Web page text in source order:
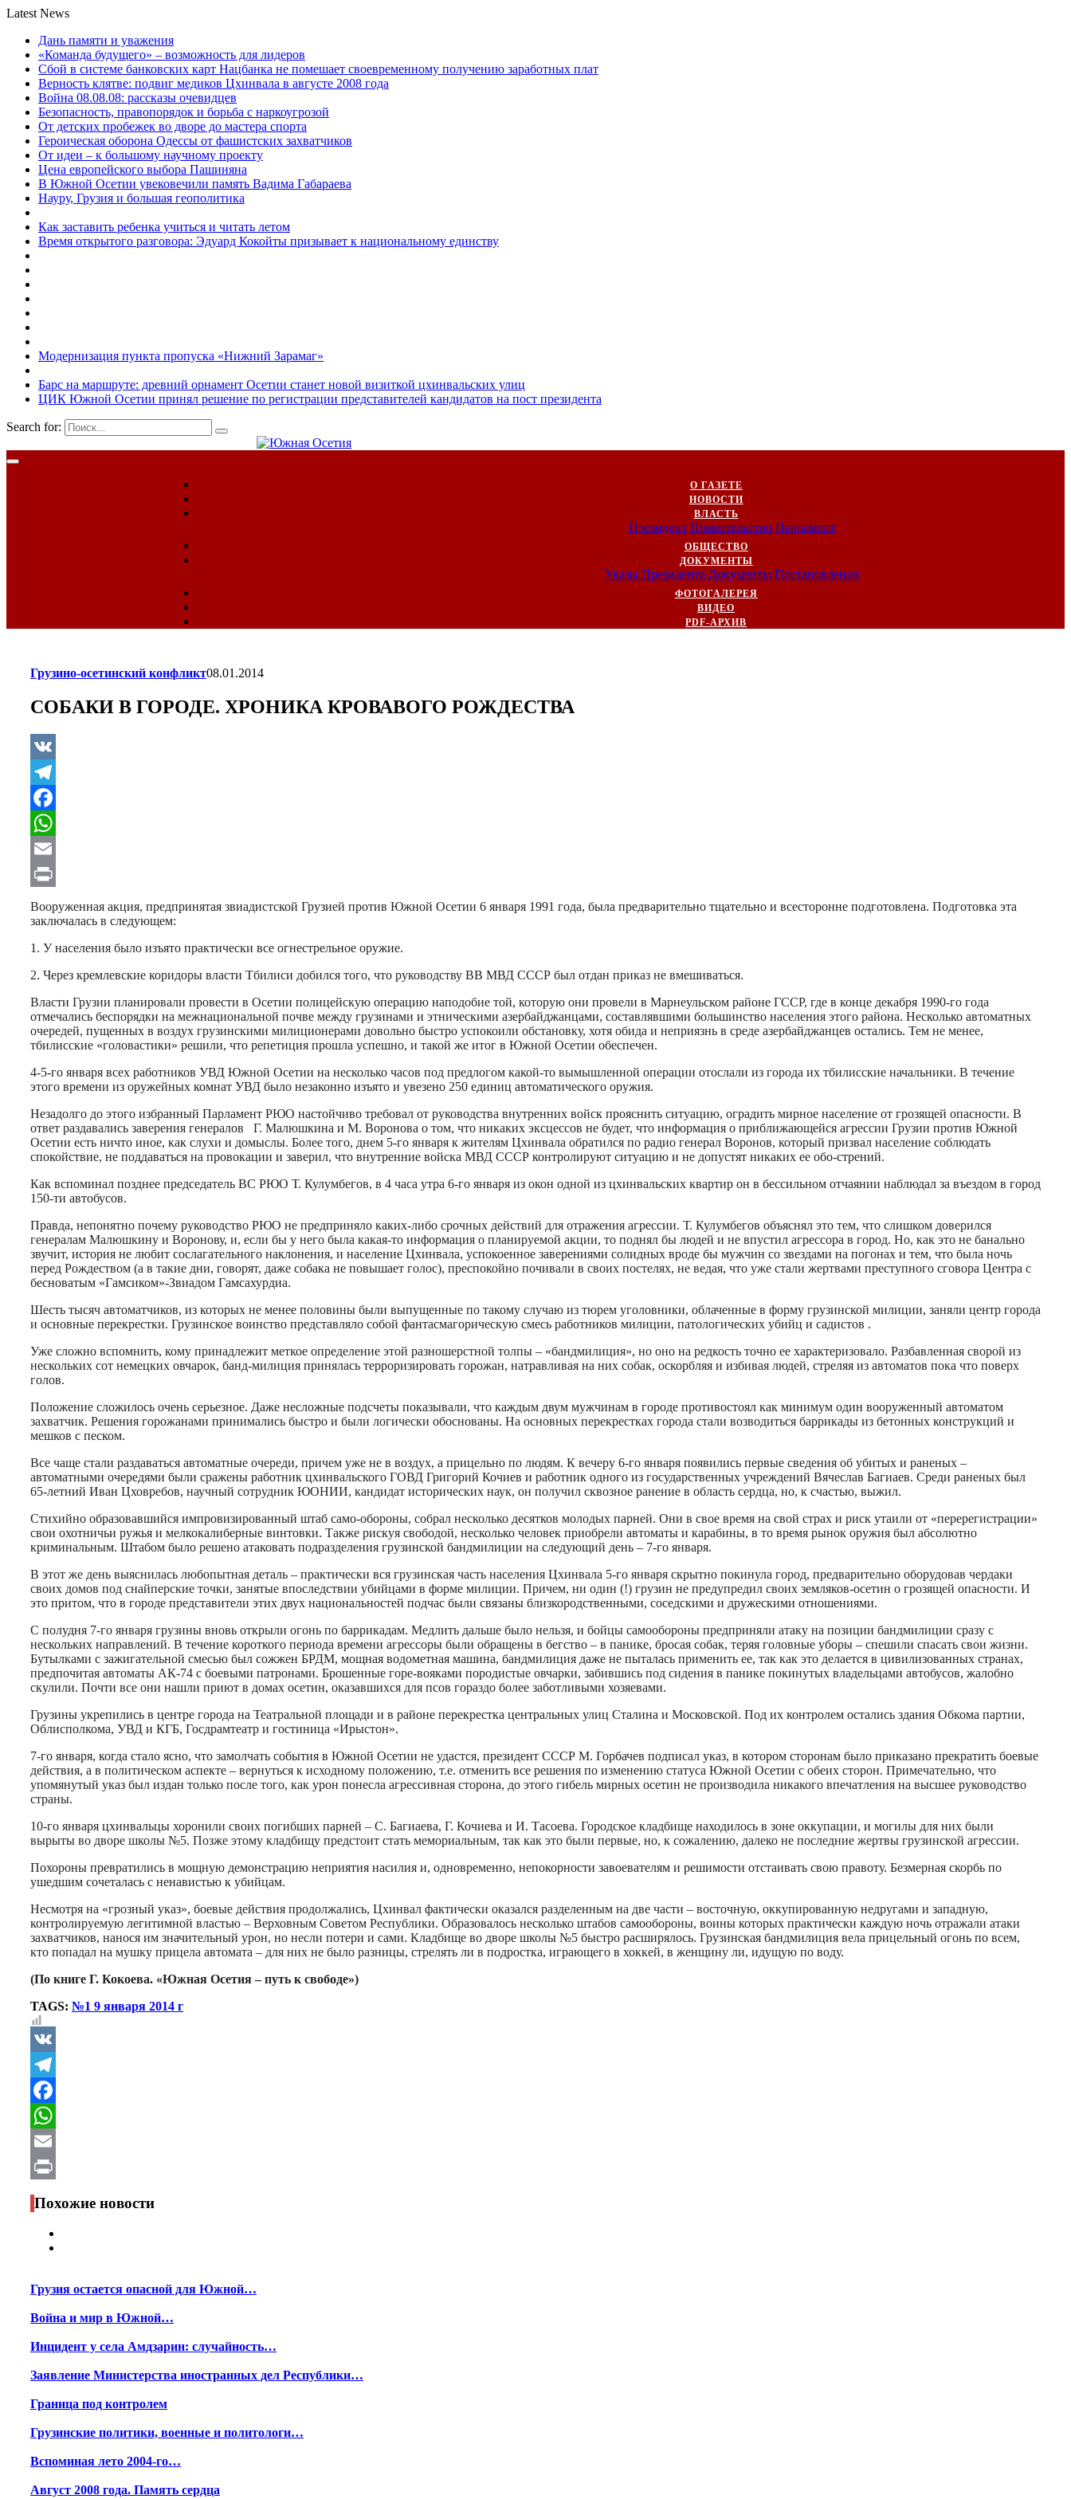
Latest News
Дань памяти и уважения
«Команда будущего» – возможность для лидеров
Сбой в системе банковских карт Нацбанка не помешает своевременному получению заработных плат
Верность клятве: подвиг медиков Цхинвала в августе 2008 года
Война 08.08.08: рассказы очевидцев
Безопасность, правопорядок и борьба с наркоугрозой
От детских пробежек во дворе до мастера спорта
Героическая оборона Одессы от фашистских захватчиков
От идеи – к большому научному проекту
Цена европейского выбора Пашиняна
В Южной Осетии увековечили память Вадима Габараева
Науру, Грузия и большая геополитика
Как заставить ребенка учиться и читать летом
Время открытого разговора: Эдуард Кокойты призывает к национальному единству
Модернизация пункта пропуска «Нижний Зарамаг»
Барс на маршруте: древний орнамент Осетии станет новой визиткой цхинвальских улиц
ЦИК Южной Осетии принял решение по регистрации представителей кандидатов на пост президента
Search for:
О ГАЗЕТЕ
НОВОСТИ
ВЛАСТЬ
Президент Правительство Парламент
ОБЩЕСТВО
ДОКУМЕНТЫ
Указы Президента Документы Постановления
ФОТОГАЛЕРЕЯ
ВИДЕО
PDF-АРХИВ
Грузино-осетинский конфликт08.01.2014
СОБАКИ В ГОРОДЕ. ХРОНИКА КРОВАВОГО РОЖДЕСТВА
VK
Telegram
Facebook
WhatsApp
Email
Print
Вооруженная акция, предпринятая звиадистской Грузией против Южной Осетии 6 января 1991 года, была предварительно тщательно и всесторонне подготовлена. Подготовка эта
заключалась в следующем:
1. У населения было изъято практически все огнестрельное оружие.
2. Через кремлевские коридоры власти Тбилиси добился того, что руководству ВВ МВД СССР был отдан приказ не вмешиваться.
Власти Грузии планировали провести в Осетии полицейскую операцию наподобие той, которую они провели в Марнеульском районе ГССР, где в конце декабря 1990-го года
отмечались беспорядки на межнациональной почве между грузинами и этническими азербайджанцами, составлявшими большинство населения этого района. Несколько автоматных
очередей, пущенных в воздух грузинскими милиционерами довольно быстро успокоили обстановку, хотя обида и неприязнь в среде азербайджанцев остались. Тем не менее,
тбилисские «головастики» решили, что репетиция прошла успешно, и такой же итог в Южной Осетии обеспечен.
4-5-го января всех работников УВД Южной Осетии на несколько часов под предлогом какой-то вымышленной операции отослали из города их тбилисские начальники. В течение
этого времени из оружейных комнат УВД было незаконно изъято и увезено 250 единиц автоматического оружия.
Незадолго до этого избранный Парламент РЮО настойчиво требовал от руководства внутренних войск прояснить ситуацию, оградить мирное население от грозящей опасности. В
ответ раздавались заверения генералов Г. Малюшкина и М. Воронова о том, что никаких эксцессов не будет, что информация о приближающейся агрессии Грузии против Южной
Осетии есть ничто иное, как слухи и домыслы. Более того, днем 5-го января к жителям Цхинвала обратился по радио генерал Воронов, который призвал население соблюдать
спокойствие, не поддаваться на провокации и заверил, что внутренние войска МВД СССР контролируют ситуацию и не допустят никаких ее обо-стрений.
Как вспоминал позднее председатель ВС РЮО Т. Кулумбегов, в 4 часа утра 6-го января из окон одной из цхинвальских квартир он в бессильном отчаянии наблюдал за въездом в город
150-ти автобусов.
Правда, непонятно почему руководство РЮО не предприняло каких-либо срочных действий для отражения агрессии. Т. Кулумбегов объяснял это тем, что слишком доверился
генералам Малюшкину и Воронову, и, если бы у него была какая-то информация о планируемой акции, то поднял бы людей и не впустил агрессора в город. Но, как это не банально
звучит, история не любит сослагательного наклонения, и население Цхинвала, успокоенное заверениями солидных вроде бы мужчин со звездами на погонах и тем, что была ночь
перед Рождеством (а в такие дни, говорят, даже собака не повышает голос), преспокойно почивали в своих постелях, не ведая, что уже стали жертвами преступного сговора Центра с
бесноватым «Гамсиком»-Звиадом Гамсахурдиа.
Шесть тысяч автоматчиков, из которых не менее половины были выпущенные по такому случаю из тюрем уголовники, облаченные в форму грузинской милиции, заняли центр города
и основные перекрестки. Грузинское воинство представляло собой фантасмагорическую смесь работников милиции, патологических убийц и садистов .
Уже сложно вспомнить, кому принадлежит меткое определение этой разношерстной толпы – «бандмилиция», но оно на редкость точно ее характеризовало. Разбавленная сворой из
нескольких сот немецких овчарок, банд-милиция принялась терроризировать горожан, натравливая на них собак, оскорбляя и избивая людей, стреляя из автоматов пока что поверх
голов.
Положение сложилось очень серьезное. Даже несложные подсчеты показывали, что каждым двум мужчинам в городе противостоял как минимум один вооруженный автоматом
захватчик. Решения горожанами принимались быстро и были логически обоснованы. На основных перекрестках города стали возводиться баррикады из бетонных конструкций и
мешков с песком.
Все чаще стали раздаваться автоматные очереди, причем уже не в воздух, а прицельно по людям. К вечеру 6-го января появились первые сведения об убитых и раненых –
автоматными очередями были сражены работник цхинвальского ГОВД Григорий Кочиев и работник одного из государственных учреждений Вячеслав Багиаев. Среди раненых был
65-летний Иван Цховребов, научный сотрудник ЮОНИИ, кандидат исторических наук, он получил сквозное ранение в область сердца, но, к счастью, выжил.
Стихийно образовавшийся импровизированный штаб само-обороны, собрал несколько десятков молодых парней. Они в свое время на свой страх и риск утаили от «перерегистрации»
свои охотничьи ружья и мелкокалиберные винтовки. Также рискуя свободой, несколько человек приобрели автоматы и карабины, в то время рынок оружия был абсолютно
криминальным. Штабом было решено атаковать подразделения грузинской бандмилиции на следующий день – 7-го января.
В этот же день выяснилась любопытная деталь – практически вся грузинская часть населения Цхинвала 5-го января скрытно покинула город, предварительно оборудовав чердаки
своих домов под снайперские точки, занятые впоследствии убийцами в форме милиции. Причем, ни один (!) грузин не предупредил своих земляков-осетин о грозящей опасности. И
это притом, что в городе представители этих двух национальностей подчас были связаны близкородственными, соседскими и дружескими отношениями.
С полудня 7-го января грузины вновь открыли огонь по баррикадам. Медлить дальше было нельзя, и бойцы самообороны предприняли атаку на позиции бандмилиции сразу с
нескольких направлений. В течение короткого периода времени агрессоры были обращены в бегство – в панике, бросая собак, теряя головные уборы – спешили спасать свои жизни.
Бутылками с зажигательной смесью был сожжен БРДМ, мощная водометная машина, бандмилиция даже не пыталась применить ее, так как это делается в цивилизованных странах,
предпочитая автоматы АК-74 с боевыми патронами. Брошенные горе-вояками породистые овчарки, забившись под сидения в панике покинутых владельцами автобусов, жалобно
скулили. Почти все они нашли приют в домах осетин, оказавшихся для псов гораздо более заботливыми хозяевами.
Грузины укрепились в центре города на Театральной площади и в районе перекрестка центральных улиц Сталина и Московской. Под их контролем остались здания Обкома партии,
Облисполкома, УВД и КГБ, Госдрамтеатр и гостиница «Ирыстон».
7-го января, когда стало ясно, что замолчать события в Южной Осетии не удастся, президент СССР М. Горбачев подписал указ, в котором сторонам было приказано прекратить боевые
действия, а в политическом аспекте – вернуться к исходному положению, т.е. отменить все решения по изменению статуса Южной Осетии с обеих сторон. Примечательно, что
упомянутый указ был издан только после того, как урон понесла агрессивная сторона, до этого гибель мирных осетин не производила никакого впечатления на высшее руководство
страны.
10-го января цхинвальцы хоронили своих погибших парней – С. Багиаева, Г. Кочиева и И. Тасоева. Городское кладбище находилось в зоне оккупации, и могилы для них были
вырыты во дворе школы №5. Позже этому кладбищу предстоит стать мемориальным, так как это были первые, но, к сожалению, далеко не последние жертвы грузинской агрессии.
Похороны превратились в мощную демонстрацию неприятия насилия и, одновременно, непокорности завоевателям и решимости отстаивать свою правоту. Безмерная скорбь по
ушедшим сочеталась с ненавистью к убийцам.
Несмотря на «грозный указ», боевые действия продолжались, Цхинвал фактически оказался разделенным на две части – восточную, оккупированную недругами и западную,
контролируемую легитимной властью – Верховным Советом Республики. Образовалось несколько штабов самообороны, воины которых практически каждую ночь отражали атаки
захватчиков, нанося им значительный урон, но несли потери и сами. Кладбище во дворе школы №5 быстро расширялось. Грузинская бандмилиция вела прицельный огонь по всем,
кто попадал на мушку прицела автомата – для них не было разницы, стрелять ли в подростка, играющего в хоккей, в женщину ли, идущую по воду.
(По книге Г. Кокоева. «Южная Осетия – путь к свободе»)
TAGS: №1 9 января 2014 г
VK
Telegram
Facebook
WhatsApp
Email
Print
Похожие новости
Грузия остается опасной для Южной…
Война и мир в Южной…
Инцидент у села Амдзарин: случайность…
Заявление Министерства иностранных дел Республики…
Граница под контролем
Грузинские политики, военные и политологи…
Вспоминая лето 2004-го…
Август 2008 года. Память сердца